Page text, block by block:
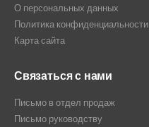
О персональных данных
Политика конфиденциальности
Карта сайта
Связаться с нами
Письмо в отдел продаж
Письмо руководству